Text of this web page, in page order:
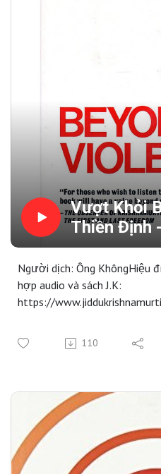
Vượt Khỏi
Thiền Định
Người dịch: Ông KhôngHiệu
hợp audio và sách J.K:
https://
110